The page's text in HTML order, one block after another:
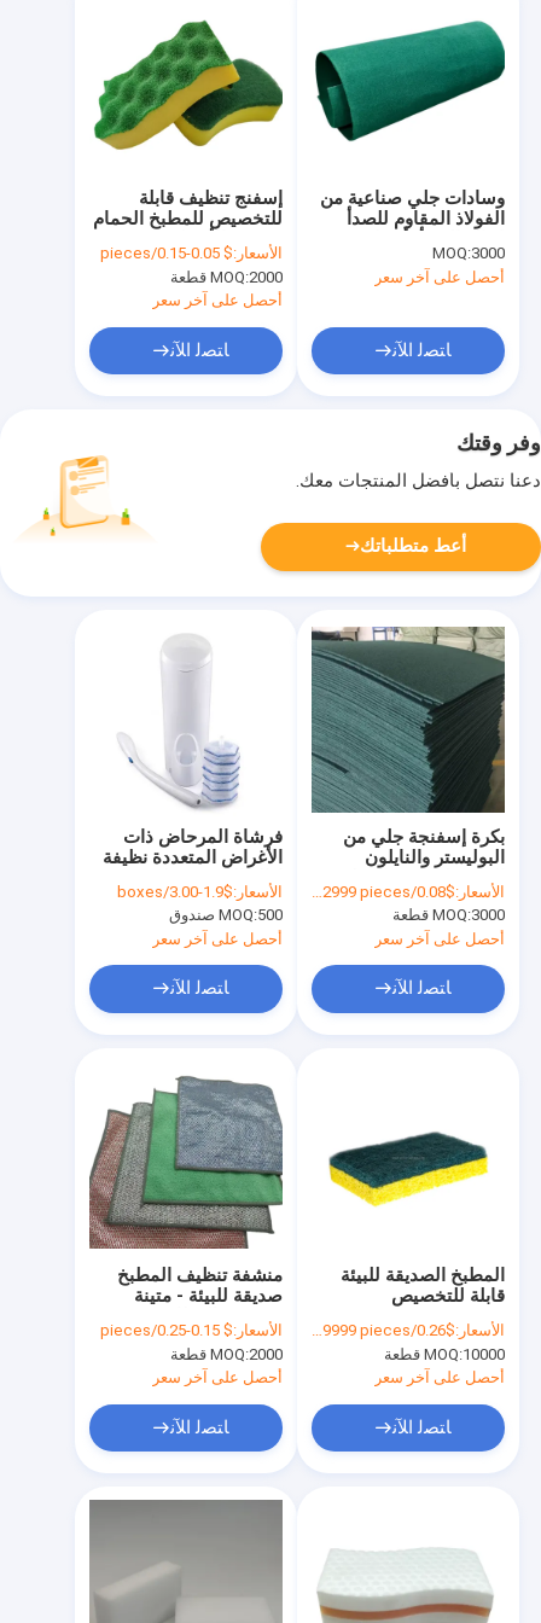
معلومات عنا
إسفنج تنظيف قابلة
للتخصيص للمطبخ الحمام
متعددة الأسطح
الأسعار:$ 0.05-0.15/pieces
MOQ:2000 قطعة
أحصل على آخر سعر
ﺎﺘﺼﻟ ﺍﻶﻧ
وسادات جلي صناعية من
الفولاذ المقاوم للصدأ
مخصصة
MOQ:3000
أحصل على آخر سعر
ﺎﺘﺼﻟ ﺍﻶﻧ
وفر وقتك
دعنا نتصل بأفضل المنتجات معك.
أعط متطلباتك
فرشاة المرحاض ذات
الأغراض المتعددة نظيفة
إزالة البقع مغسلة
المرحاض ذات الأغراض
المتعددة
الأسعار:$1.9-3.00/boxes
MOQ:500 صندوق
أحصل على آخر سعر
ﺎﺘﺼﻟ ﺍﻶﻧ
بكرة إسفنجة جلي من
البوليستر والنايلون
المتينة لتنظيف المطبخ
مع امتصاص عالي للماء
ومقاومة للتآكل
الأسعار:$0.08/pieces 1000-2999 pieces
MOQ:3000 قطعة
أحصل على آخر سعر
ﺎﺘﺼﻟ ﺍﻶﻧ
منشفة تنظيف المطبخ
صديقة للبيئة - متينة
ومتعددة الوظائف
الأسعار:$ 0.15-0.25/pieces
MOQ:2000 قطعة
أحصل على آخر سعر
ﺎﺘﺼﻟ ﺍﻶﻧ
المطبخ الصديقة للبيئة
قابلة للتخصيص
الأسعار:$0.26/pieces 10000-49999 pieces
MOQ:10000 قطعة
أحصل على آخر سعر
ﺎﺘﺼﻟ ﺍﻶﻧ